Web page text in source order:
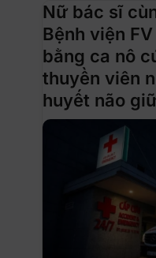
Nữ bác sĩ
Bệnh viện
bằng ca nô
thuyền viên
huyết não